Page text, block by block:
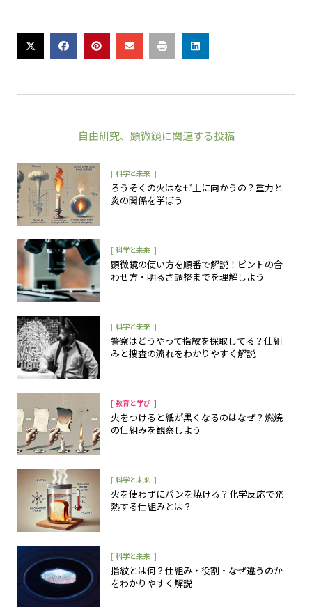
自由研究、 顕微鏡に関連する投稿
[ 科学と未来 ]
ろうそくの火はなぜ上に向かうの？重力と
炎の関係を学ぼう
[ 科学と未来 ]
顕微鏡の使い方を順番で解説！ピントの合
わせ方・明るさ調整までを理解しよう
[ 科学と未来 ]
警察はどうやって指紋を採取してる？仕組
みと捜査の流れをわかりやすく解説
[ 教育と学び ]
火をつけると紙が黒くなるのはなぜ？燃焼
の仕組みを観察しよう
[ 科学と未来 ]
火を使わずにパンを焼ける？化学反応で発
熱する仕組みとは？
[ 科学と未来 ]
指紋とは何？仕組み・役割・なぜ違うのか
をわかりやすく解説